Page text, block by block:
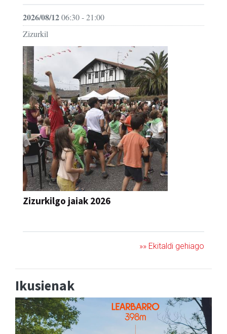
2026/08/1206:30 - 21:00
Zizurkil
Zizurkilgo jaiak 2026
»» Ekitaldi gehiago
Ikusienak